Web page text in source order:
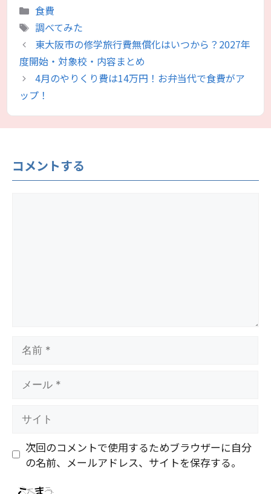
カ
テ
ゴ
リ
ー
食費
タ
グ
調べてみた
東大阪市の修学旅行費無償化はいつから？2027年
度開始・対象校・内容まとめ
4月のやりくり費は14万円！お弁当代で食費がア
ップ！
コメントする
次回のコメントで使用するためブラウザーに自分
の名前、メールアドレス、サイトを保存する。